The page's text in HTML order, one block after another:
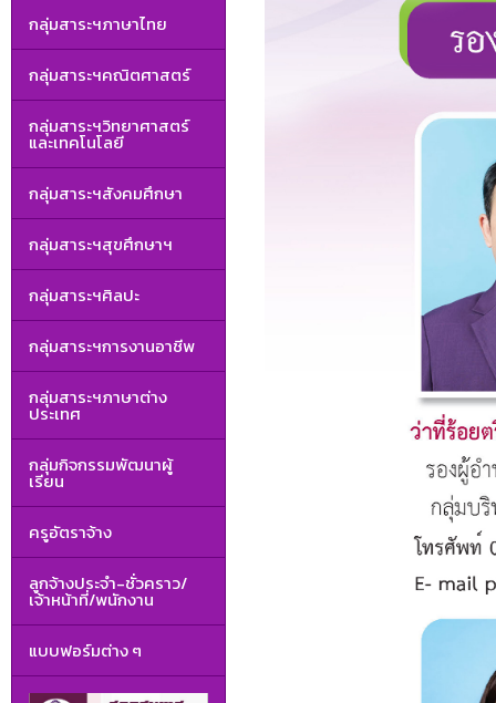
กลุ่มสาระฯภาษาไทย
กลุ่มสาระฯคณิตศาสตร์
กลุ่มสาระฯวิทยาศาสตร์
และเทคโนโลยี
กลุ่มสาระฯสังคมศึกษา
กลุ่มสาระฯสุขศึกษาฯ
กลุ่มสาระฯศิลปะ
กลุ่มสาระฯการงานอาชีพ
กลุ่มสาระฯภาษาต่าง
ประเทศ
กลุ่มกิจกรรมพัฒนาผู้
เรียน
ครูอัตราจ้าง
ลูกจ้างประจำ-ชั่วคราว/
เจ้าหน้าที่/พนักงาน
แบบฟอร์มต่าง ๆ